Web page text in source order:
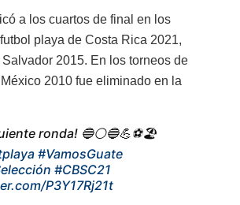
a los cuartos de final en los
playa de Costa Rica 2021,
2015. En los torneos de
2010 fue eliminado en la
ronda! 🔵⚪️🔵💪⚽️🏖️
#VamosGuate
#CBSC21
P3Y17Rj21t